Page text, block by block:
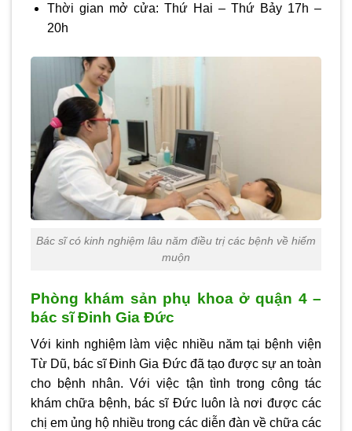
Thời gian mở cửa: Thứ Hai – Thứ Bảy 17h –
20h
Bác sĩ có kinh nghiệm lâu năm điều trị các bệnh về hiếm
muộn
Phòng khám sản phụ khoa ở quận 4 –
bác sĩ Đinh Gia Đức
Với kinh nghiệm làm việc nhiều năm tại bệnh viện
Từ Dũ, bác sĩ Đinh Gia Đức đã tạo được sự an toàn
cho bệnh nhân. Với việc tận tình trong công tác
khám chữa bệnh, bác sĩ Đức luôn là nơi được các
chị em ủng hộ nhiều trong các diễn đàn về chữa các